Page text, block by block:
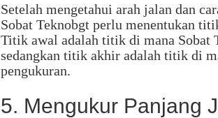
Setelah mengetahui arah jalan dan
Sobat Teknobgt perlu menentukan
Titik awal adalah titik di mana Sobat
sedangkan titik akhir adalah titik di
pengukuran.
5. Mengukur Panjang